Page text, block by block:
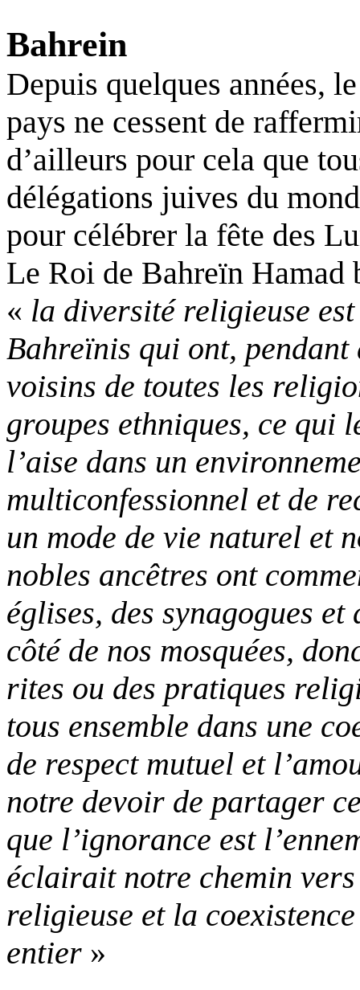
Bahrein
Depuis quelques années,
pays ne cessent de
d’ailleurs pour cela que
délégations juives du
pour célébrer la fête des
Le Roi de Bahreïn
« la diversité religieuse
Bahreïnis qui ont, pendant
voisins de toutes les
groupes ethniques, ce qui
l’aise dans un
multiconfessionnel et de
un mode de vie naturel et
nobles ancêtres ont
églises, des synagogues
côté de nos mosquées,
rites ou des pratiques
tous ensemble dans une
de respect mutuel et
notre devoir de partager
que l’ignorance est
éclairait notre chemin
religieuse et la
entier »